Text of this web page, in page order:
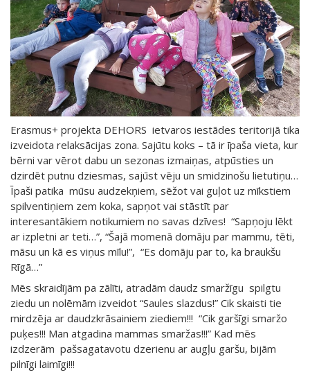
Erasmus+ projekta DEHORS ietvaros iestādes teritorijā tika
izveidota relaksācijas zona. Sajūtu koks – tā ir īpaša vieta, kur
bērni var vērot dabu un sezonas izmaiņas, atpūsties un
dzirdēt putnu dziesmas, sajūst vēju un smidzinošu lietutiņu…
Īpaši patika mūsu audzekņiem, sēžot vai guļot uz mīkstiem
spilventiņiem zem koka, sapņot vai stāstīt par
interesantākiem notikumiem no savas dzīves! “Sapņoju lēkt
ar izpletni ar teti…”, “Šajā momenā domāju par mammu, tēti,
māsu un kā es viņus mīlu!”, “Es domāju par to, ka braukšu
Rīgā…”
Mēs skraidījām pa zālīti, atradām daudz smaržīgu spilgtu
ziedu un nolēmām izveidot “Saules slazdus!” Cik skaisti tie
mirdzēja ar daudzkrāsainiem ziediem!!! “Cik garšīgi smaržo
puķes!!! Man atgadina mammas smaržas!!!” Kad mēs
izdzerām pašsagatavotu dzerienu ar augļu garšu, bijām
pilnīgi laimīgi!!!